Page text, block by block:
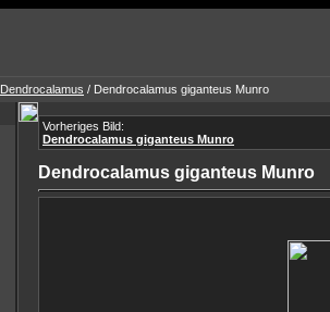
Dendrocalamus / Dendrocalamus giganteus Munro
Vorheriges Bild:
Dendrocalamus giganteus Munro
Dendrocalamus giganteus Munro